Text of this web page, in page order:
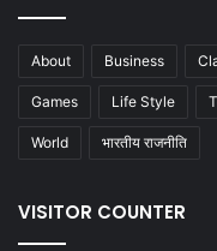
About Business
Games Life Style
World भारतीय राजनीति
VISITOR COUNTER